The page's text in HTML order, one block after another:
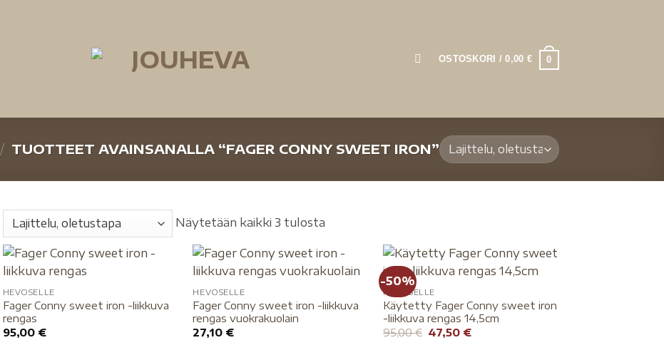
OSTOSKORI /0,00 € 0
/ TUOTTEET AVAINSANALLA “FAGER CONNY SWEET IRON”
Näytetään kaikki 3 tulosta
HEVOSELLE
Fager Conny sweet iron -liikkuva
rengas
95,00 €
HEVOSELLE
Fager Conny sweet iron -liikkuva
rengas vuokrakuolain
27,10 €
-50%
HEVOSELLE
Käytetty Fager Conny sweet iron
-liikkuva rengas 14,5cm
95,00€ 47,50 €